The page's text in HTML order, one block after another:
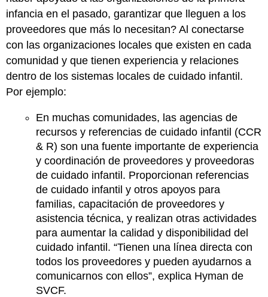
infancia en el pasado, garantizar que lleguen a los
proveedores que más lo necesitan? Al conectarse
con las organizaciones locales que existen en cada
comunidad y que tienen experiencia y relaciones
dentro de los sistemas locales de cuidado infantil.
Por ejemplo:
En muchas comunidades, las agencias de
recursos y referencias de cuidado infantil (CCR
& R) son una fuente importante de experiencia
y coordinación de proveedores y proveedoras
de cuidado infantil. Proporcionan referencias
de cuidado infantil y otros apoyos para
familias, capacitación de proveedores y
asistencia técnica, y realizan otras actividades
para aumentar la calidad y disponibilidad del
cuidado infantil. “Tienen una línea directa con
todos los proveedores y pueden ayudarnos a
comunicarnos con ellos”, explica Hyman de
SVCF.